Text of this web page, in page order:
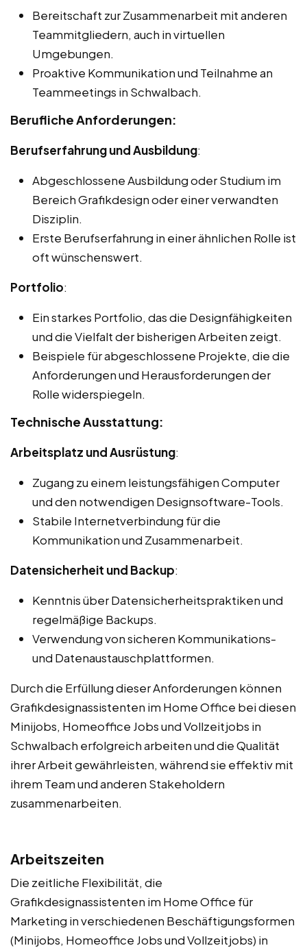
Bereitschaft zur Zusammenarbeit mit anderen
Teammitgliedern, auch in virtuellen
Umgebungen.
Proaktive Kommunikation und Teilnahme an
Teammeetings in Schwalbach.
Berufliche Anforderungen:
Berufserfahrung und Ausbildung:
Abgeschlossene Ausbildung oder Studium im
Bereich Grafikdesign oder einer verwandten
Disziplin.
Erste Berufserfahrung in einer ähnlichen Rolle ist
oft wünschenswert.
Portfolio:
Ein starkes Portfolio, das die Designfähigkeiten
und die Vielfalt der bisherigen Arbeiten zeigt.
Beispiele für abgeschlossene Projekte, die die
Anforderungen und Herausforderungen der
Rolle widerspiegeln.
Technische Ausstattung:
Arbeitsplatz und Ausrüstung:
Zugang zu einem leistungsfähigen Computer
und den notwendigen Designsoftware-Tools.
Stabile Internetverbindung für die
Kommunikation und Zusammenarbeit.
Datensicherheit und Backup:
Kenntnis über Datensicherheitspraktiken und
regelmäßige Backups.
Verwendung von sicheren Kommunikations-
und Datenaustauschplattformen.
Durch die Erfüllung dieser Anforderungen können
Grafikdesignassistenten im Home Office bei diesen
Minijobs, Homeoffice Jobs und Vollzeitjobs in
Schwalbach erfolgreich arbeiten und die Qualität
ihrer Arbeit gewährleisten, während sie effektiv mit
ihrem Team und anderen Stakeholdern
zusammenarbeiten.
Arbeitszeiten
Die zeitliche Flexibilität, die
Grafikdesignassistenten im Home Office für
Marketing in verschiedenen Beschäftigungsformen
(Minijobs, Homeoffice Jobs und Vollzeitjobs) in